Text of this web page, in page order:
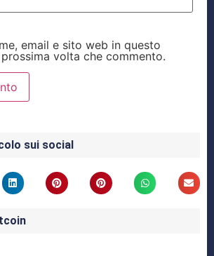
email e sito web in questo
volta che commento.
sui social